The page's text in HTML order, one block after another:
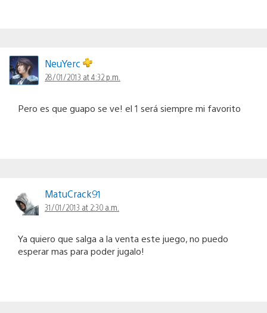
NeuYerc
28/01/2013 at 4:32 p.m.
Pero es que guapo se ve! el 1 será siempre mi favorito
MatuCrack91
31/01/2013 at 2:30 a.m.
Ya quiero que salga a la venta este juego, no puedo
esperar mas para poder jugalo!